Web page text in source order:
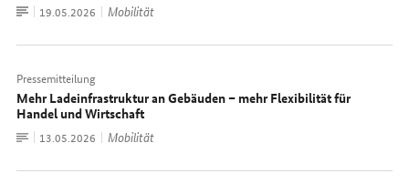
Zum
Dokument
Datum:
19.05.2026 Mobilität
Pressemitteilung
Mehr Ladeinfrastruktur an Gebäuden – mehr Flexibilität für
Handel und Wirtschaft
Zum
Dokument
Datum:
13.05.2026 Mobilität